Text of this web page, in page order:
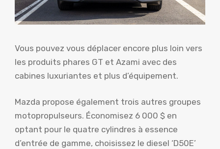
Vous pouvez vous déplacer encore plus loin vers
les produits phares GT et Azami avec des
cabines luxuriantes et plus d’équipement.
Mazda propose également trois autres groupes
motopropulseurs. Économisez 6 000 $ en
optant pour le quatre cylindres à essence
d’entrée de gamme, choisissez le diesel ‘D50E’